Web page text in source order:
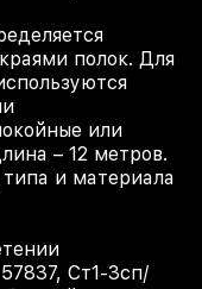
полок. Для
или
– 12 метров.
и материала
Ст1-3сп/